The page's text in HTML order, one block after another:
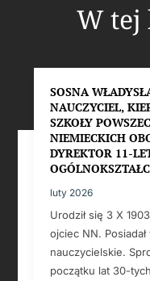
W tej
SOSNA
NAUCZYCIEL,
SZKOŁY
NIEMIECKICH
DYREKTOR 11-
luty 2026
Urodził się 3 X
ojciec NN.
nauczycielskie.
początku lat 30-